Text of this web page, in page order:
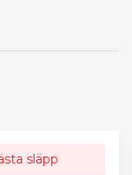
släpp